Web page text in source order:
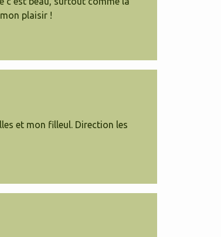
plaisir !
et mon filleul. Direction les